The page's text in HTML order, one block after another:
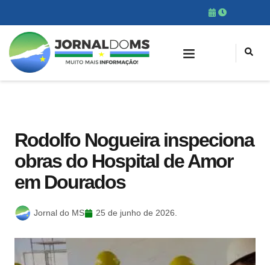
Rodolfo Nogueira inspeciona
obras do Hospital de Amor
em Dourados
Jornal do MS 25 de junho de 2026.